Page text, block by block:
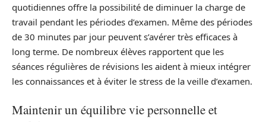
quotidiennes offre la possibilité de diminuer la charge de
travail pendant les périodes d’examen. Même des périodes
de 30 minutes par jour peuvent s’avérer très efficaces à
long terme. De nombreux élèves rapportent que les
séances régulières de révisions les aident à mieux intégrer
les connaissances et à éviter le stress de la veille d’examen.
Maintenir un équilibre vie personnelle et